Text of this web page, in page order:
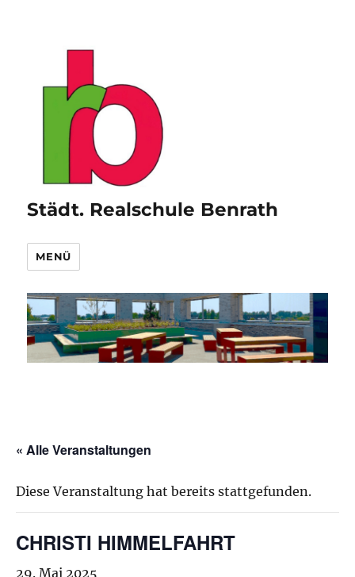
Städt. Realschule Benrath
MENÜ
« Alle Veranstaltungen
Diese Veranstaltung hat bereits stattgefunden.
CHRISTI HIMMELFAHRT
29. Mai 2025